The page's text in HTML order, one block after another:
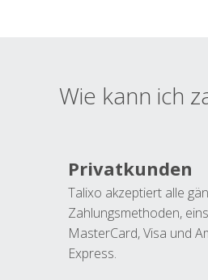
Wie kann ich
Privatkunden
Talixo akzeptiert alle
Zahlungsmethoden,
MasterCard, Visa und
Express.